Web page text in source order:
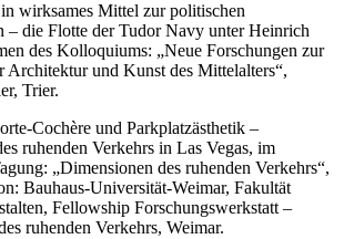
wirksames Mittel zur politischen
– die Flotte der Tudor Navy unter Heinrich
des Kolloquiums: „Neue Forschungen zur
Architektur und Kunst des Mittelalters“,
Trier.
Cochère und Parkplatzästhetik –
ruhenden Verkehrs in Las Vegas, im
„Dimensionen des ruhenden Verkehrs“,
Bauhaus-Universität-Weimar, Fakultät
Fellowship Forschungswerkstatt –
ruhenden Verkehrs, Weimar.